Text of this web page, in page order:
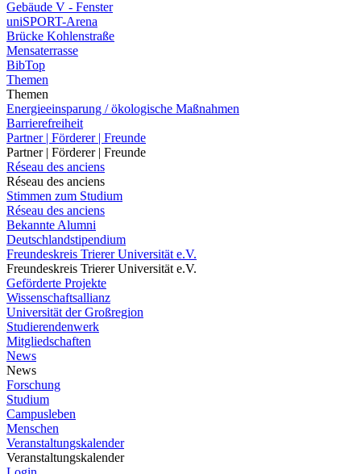
Gebäude V - Fenster
uniSPORT-Arena
Brücke Kohlenstraße
Mensaterrasse
BibTop
Themen
Themen
Energieeinsparung / ökologische Maßnahmen
Barrierefreiheit
Partner | Förderer | Freunde
Partner | Förderer | Freunde
Réseau des anciens
Réseau des anciens
Stimmen zum Studium
Réseau des anciens
Bekannte Alumni
Deutschlandstipendium
Freundeskreis Trierer Universität e.V.
Freundeskreis Trierer Universität e.V.
Geförderte Projekte
Wissenschaftsallianz
Universität der Großregion
Studierendenwerk
Mitgliedschaften
News
News
Forschung
Studium
Campusleben
Menschen
Veranstaltungskalender
Veranstaltungskalender